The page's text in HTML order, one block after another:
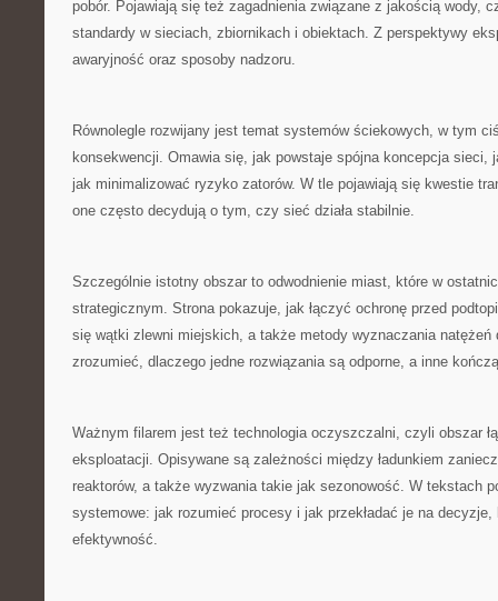
pobór. Pojawiają się też zagadnienia związane z jakością wody,
standardy w sieciach, zbiornikach i obiektach. Z perspektywy
awaryjność oraz sposoby nadzoru.
Równolegle rozwijany jest temat systemów ściekowych, w tym
konsekwencji. Omawia się, jak powstaje spójna koncepcja sieci,
jak minimalizować ryzyko zatorów. W tle pojawiają się kwestie
one często decydują o tym, czy sieć działa stabilnie.
Szczególnie istotny obszar to odwodnienie miast, które w
strategicznym. Strona pokazuje, jak łączyć ochronę przed
się wątki zlewni miejskich, a także metody wyznaczania natężeń
zrozumieć, dlaczego jedne rozwiązania są odporne, a inne
Ważnym filarem jest też technologia oczyszczalni, czyli obszar
eksploatacji. Opisywane są zależności między ładunkiem
reaktorów, a także wyzwania takie jak sezonowość. W tekstach
systemowe: jak rozumieć procesy i jak przekładać je na decyzje,
efektywność.